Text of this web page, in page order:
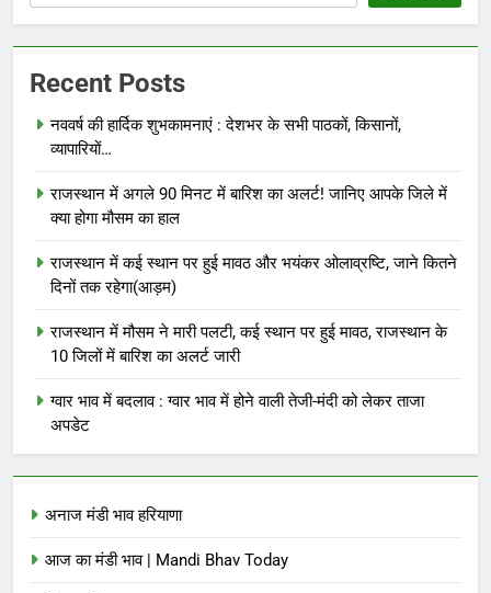
Recent Posts
नववर्ष की हार्दिक शुभकामनाएं : देशभर के सभी पाठकों, किसानों,
व्यापारियों…
राजस्थान में अगले 90 मिनट में बारिश का अलर्ट! जानिए आपके जिले में
क्या होगा मौसम का हाल
राजस्थान में कई स्थान पर हुई मावठ और भयंकर ओलाव्रष्टि, जाने कितने
दिनों तक रहेगा(आड़म)
राजस्थान में मौसम ने मारी पलटी, कई स्थान पर हुई मावठ, राजस्थान के
10 जिलों में बारिश का अलर्ट जारी
ग्वार भाव में बदलाव : ग्वार भाव में होने वाली तेजी-मंदी को लेकर ताजा
अपडेट
अनाज मंडी भाव हरियाणा
आज का मंडी भाव | Mandi Bhav Today